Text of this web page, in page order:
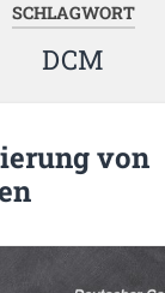
SCHLAGWORT
DCM
von